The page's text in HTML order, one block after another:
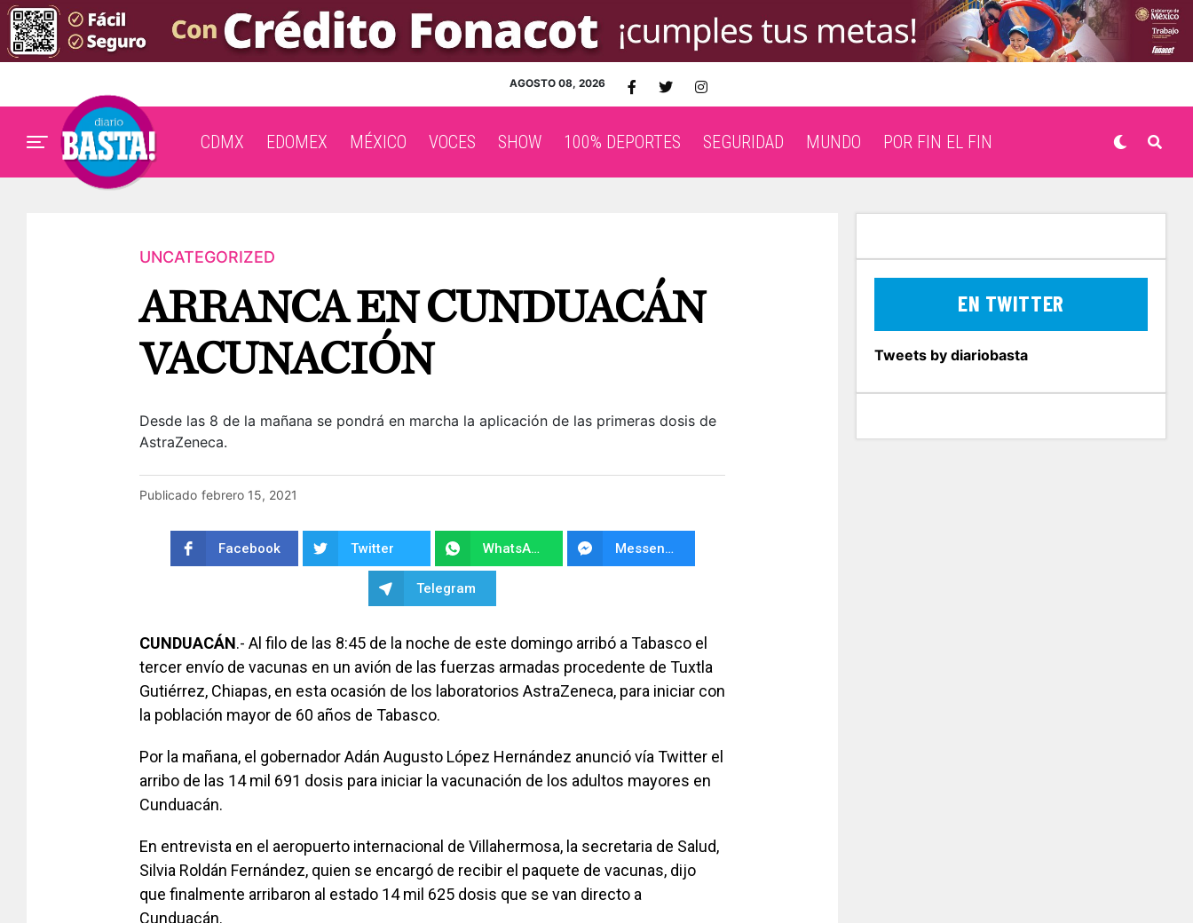
AGOSTO 08, 2026
CDMX EDOMEX MÉXICO VOCES SHOW 100% DEPORTES SEGURIDAD MUNDO POR FIN EL FIN
UNCATEGORIZED
ARRANCA EN CUNDUACÁN
VACUNACIÓN
Desde las 8 de la mañana se pondrá en marcha la aplicación de las primeras dosis de
AstraZeneca.
Publicado febrero 15, 2021
Facebook Twitter WhatsApp Messenger
Telegram
CUNDUACÁN.- Al filo de las 8:45 de la noche de este domingo arribó a Tabasco el
tercer envío de vacunas en un avión de las fuerzas armadas procedente de Tuxtla
Gutiérrez, Chiapas, en esta ocasión de los laboratorios AstraZeneca, para iniciar con
la población mayor de 60 años de Tabasco.
Por la mañana, el gobernador Adán Augusto López Hernández anunció vía Twitter el
arribo de las 14 mil 691 dosis para iniciar la vacunación de los adultos mayores en
Cunduacán.
En entrevista en el aeropuerto internacional de Villahermosa, la secretaria de Salud,
Silvia Roldán Fernández, quien se encargó de recibir el paquete de vacunas, dijo
que finalmente arribaron al estado 14 mil 625 dosis que se van directo a
Cunduacán.
EN TWITTER
Tweets by diariobasta